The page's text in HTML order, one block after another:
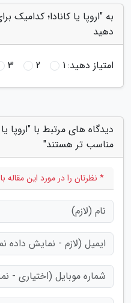
به "اروپا یا کانادا؛ کدامیک
دهید
امتیاز دهید:1
2
3
دیدگاه های مرتبط با "اروپا
مناسب تر هستند"
* نظرتان را در مورد این مقاله